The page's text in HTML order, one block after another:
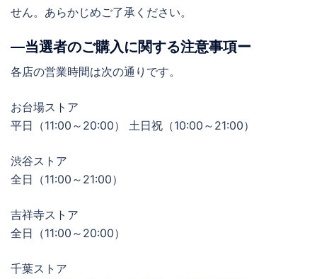
せん。あらかじめご了承ください。
―当選者のご購入に関する注意事項ー
各店の営業時間は次の通りです。
お台場ストア
平日（11:00～20:00） 土日祝（10:00～21:00）
渋谷ストア
全日（11:00～21:00）
吉祥寺ストア
全日（11:00～20:00）
千葉ストア